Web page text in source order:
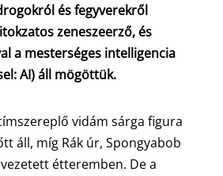
és fegyverekről
zeneszeerző, és
a mesterséges intelligencia
AI) áll mögöttük.
vidám sárga figura
áll, míg Rák úr, Spongyabob
étteremben. De a